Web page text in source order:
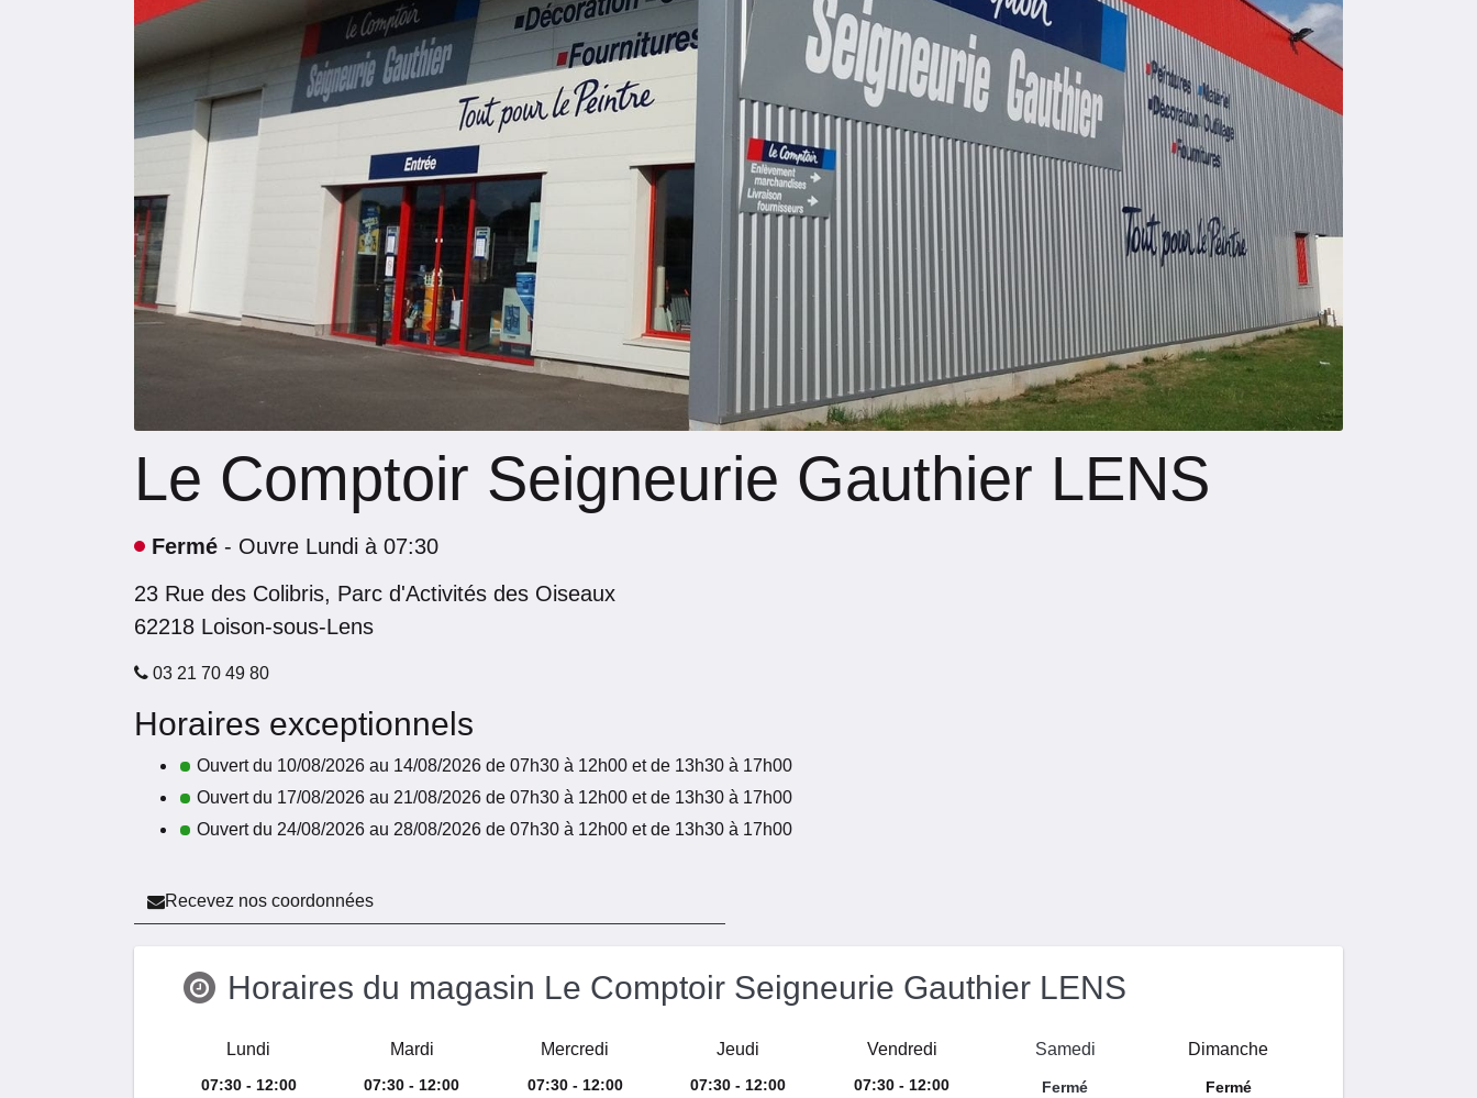
Le Comptoir Seigneurie Gauthier LENS
Fermé - Ouvre Lundi à 07:30
23 Rue des Colibris, Parc d'Activités des Oiseaux
62218 Loison-sous-Lens
03 21 70 49 80
Horaires exceptionnels
Ouvert du 10/08/2026 au 14/08/2026 de 07h30 à 12h00 et de 13h30 à 17h00
Ouvert du 17/08/2026 au 21/08/2026 de 07h30 à 12h00 et de 13h30 à 17h00
Ouvert du 24/08/2026 au 28/08/2026 de 07h30 à 12h00 et de 13h30 à 17h00
Recevez nos coordonnées
Horaires du magasin Le Comptoir Seigneurie Gauthier LENS
Lundi
07:30 - 12:00
Mardi
07:30 - 12:00
Mercredi
07:30 - 12:00
Jeudi
07:30 - 12:00
Vendredi
07:30 - 12:00
Samedi
Fermé
Dimanche
Fermé